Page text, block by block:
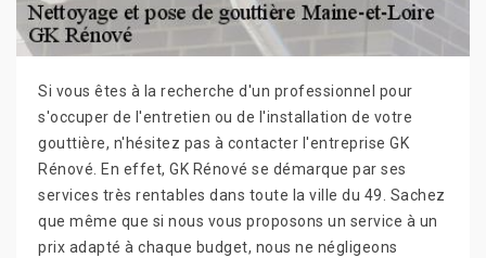
Si vous êtes à la recherche d'un professionnel pour
s'occuper de l'entretien ou de l'installation de votre
gouttière, n'hésitez pas à contacter l'entreprise GK
Rénové. En effet, GK Rénové se démarque par ses
services très rentables dans toute la ville du 49. Sachez
que même que si nous vous proposons un service à un
prix adapté à chaque budget, nous ne négligeons